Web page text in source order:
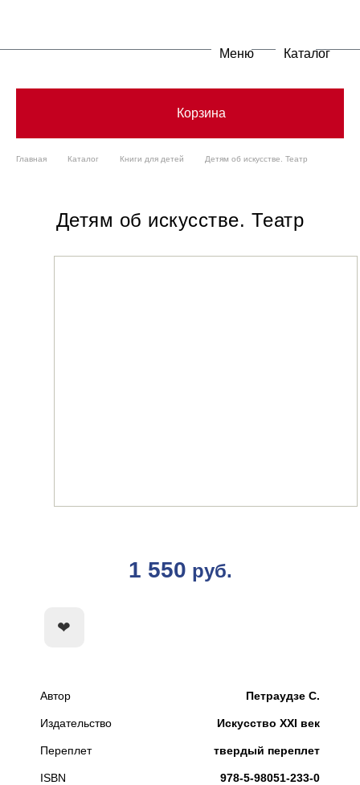
Меню Каталог
Корзина
Главная Каталог Книги для детей Детям об искусстве. Театр
Детям об искусстве. Театр
1 550 руб.
Автор Петраудзе С.
Издательство Искусство XXI век
Переплет твердый переплет
ISBN 978-5-98051-233-0